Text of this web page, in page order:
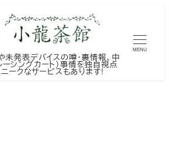
発表デバイスの噂・裏情報、中
ーシングカート）事情を独自視点
ークなサービスもあります!
MENU